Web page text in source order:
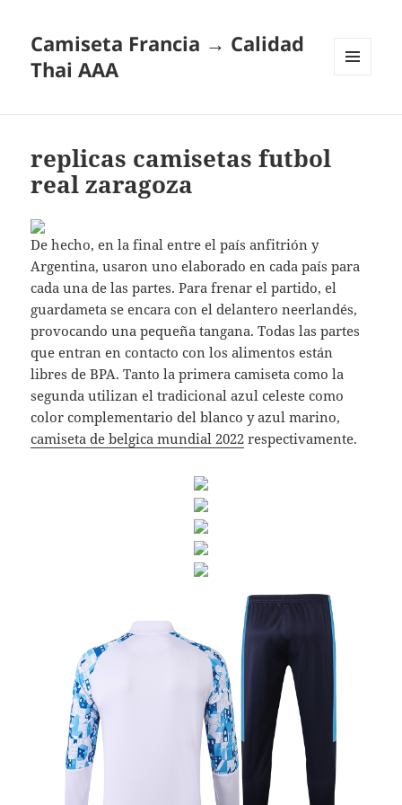
Camiseta Francia → Calidad
Thai AAA
replicas camisetas futbol
real zaragoza
De hecho, en la final entre el país anfitrión y
Argentina, usaron uno elaborado en cada país para
cada una de las partes. Para frenar el partido, el
guardameta se encara con el delantero neerlandés,
provocando una pequeña tangana. Todas las partes
que entran en contacto con los alimentos están
libres de BPA. Tanto la primera camiseta como la
segunda utilizan el tradicional azul celeste como
color complementario del blanco y azul marino,
camiseta de belgica mundial 2022 respectivamente.